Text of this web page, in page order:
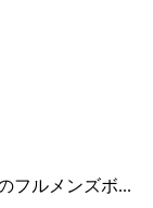
フルメンズボ...